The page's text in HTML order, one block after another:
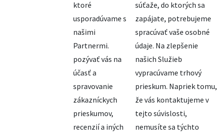
ktoré
usporadúvame s
našimi
Partnermi.
pozývať vás na
účasť a
spravovanie
zákazníckych
prieskumov,
recenzií a iných
súťaže, do ktorých sa
zapájate, potrebujeme
spracúvať vaše osobné
údaje. Na zlepšenie
našich Služieb
vypracúvame trhový
prieskum. Napriek tomu,
že vás kontaktujeme v
tejto súvislosti,
nemusíte sa týchto